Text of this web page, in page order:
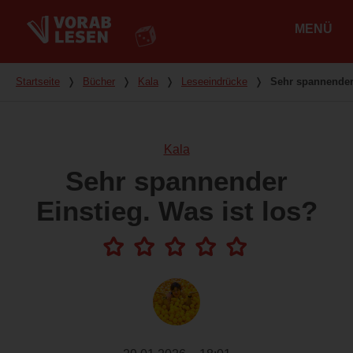
MENÜ
Du bist hier
Startseite ❭ Bücher ❭ Kala ❭ Leseeindrücke ❭ Sehr
Kala
Sehr spannender
Einstieg. Was ist los?